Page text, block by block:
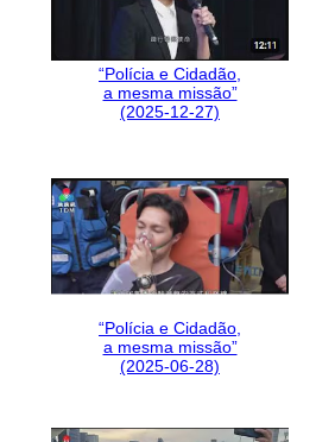
“Polícia e Cidadão,
a mesma missão”
(2025-12-27)
“Polícia e Cidadão,
a mesma missão”
(2025-06-28)